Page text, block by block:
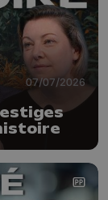
07/07/2026